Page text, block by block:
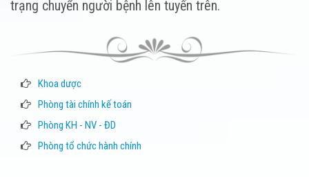
trạng chuyển người bệnh lên tuyến trên.
Khoa dược
Phòng tài chính kế toán
Phòng KH - NV - ĐD
Phòng tổ chức hành chính